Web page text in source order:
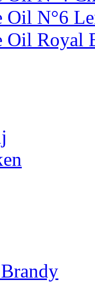
Oil N°6
Oil Royal